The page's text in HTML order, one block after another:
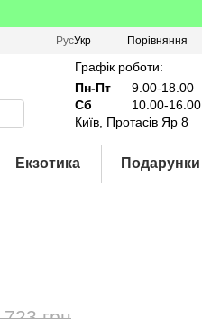
РусУкр Порівняння
Графік роботи:
Пн-Пт
9.00-18.00
Сб
10.00-16.00
Київ, Протасів Яр 8
Екзотика Подарунки